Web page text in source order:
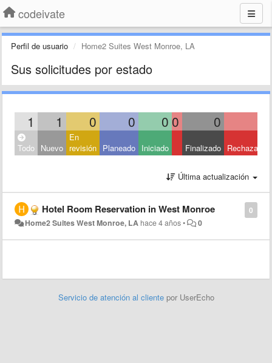
codeivate
Perfil de usuario Home2 Suites West Monroe, LA
Sus solicitudes por estado
1 1 0 0 0 0 0
Todo Nuevo
En
revisión Planeado Iniciado Finalizado Rechazado
Última actualización
0
Hotel Room Reservation in West Monroe
Home2 Suites West Monroe, LA hace 4 años• 0
Servicio de atención al cliente por UserEcho